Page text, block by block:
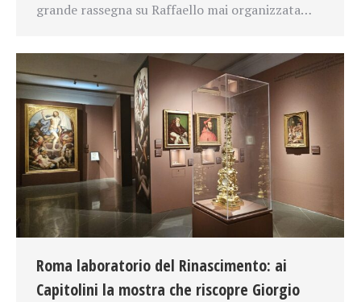
grande rassegna su Raffaello mai organizzata…
Roma laboratorio del Rinascimento: ai
Capitolini la mostra che riscopre Giorgio